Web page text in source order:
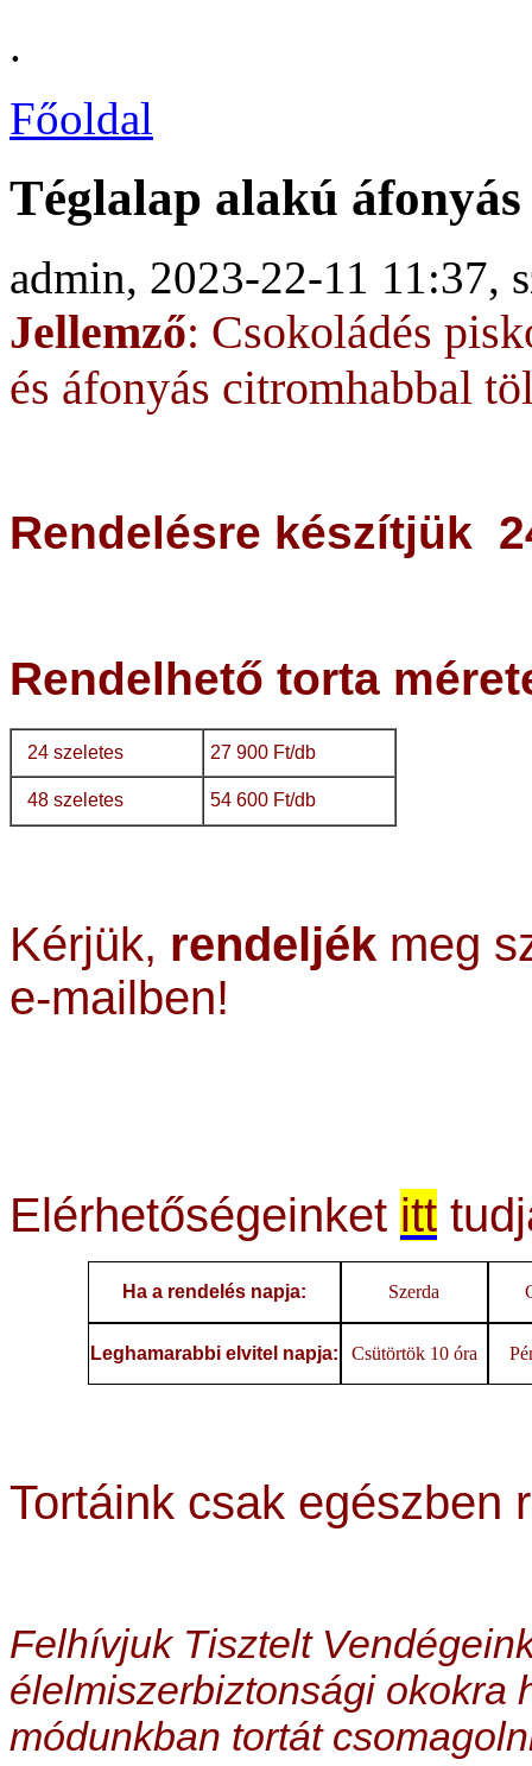
.
Főoldal
Téglalap alakú
admin, 2023-22-11 11:37,
Jellemző: Csokoládés
és áfonyás citromhabbal
Rendelésre készítjük
Rendelhető torta
24 szeletes 27 900 Ft/db
48 szeletes 54 600 Ft/db
Kérjük, rendeljék meg
e-mailben!
Elérhetőségeinket itt
Ha a rendelés napja: Szerda
Leghamarabbi elvitel napja: Csütörtök 10 óra
Tortáink csak egészben
Felhívjuk Tisztelt
élelmiszerbiztonsági okokra
módunkban tortát